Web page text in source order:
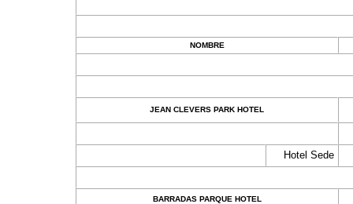
NOMBRE
JEAN CLEVERS PARK HOTEL
Hotel Sede
BARRADAS PARQUE HOTEL